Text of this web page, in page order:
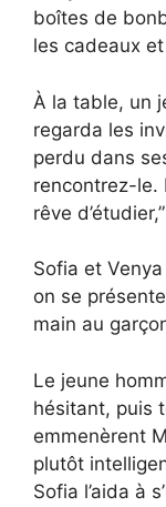
boîtes de
les cadeaux
À la table, un
regarda les
perdu dans
rencontrez-le.
rêve
Sofia et Venya
on se
main au
Le jeune
hésitant, puis
emmenèrent
plutôt
Sofia l’aida à